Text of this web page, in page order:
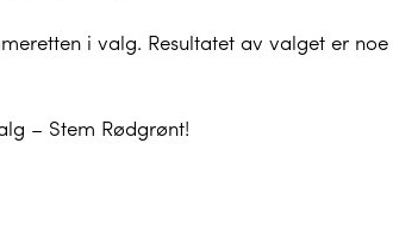
i valg. Resultatet av valget er
– Stem Rødgrønt!